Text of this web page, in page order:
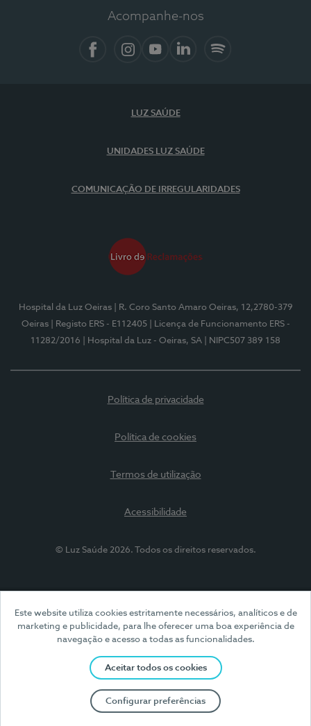
Este website utiliza cookies estritamente necessários, analíticos e de
marketing e publicidade, para lhe oferecer uma boa experiência de
navegação e acesso a todas as funcionalidades.
Aceitar todos os cookies
Configurar preferências
Acompanhe-nos
LUZ SAÚDE
UNIDADES LUZ SAÚDE
COMUNICAÇÃO DE IRREGULARIDADES
Hospital da Luz Oeiras
| R. Coro Santo Amaro Oeiras, 12,2780-379
Oeiras
| Registo ERS - E112405
| Licença de Funcionamento ERS -
11282/2016
| Hospital da Luz - Oeiras, SA | NIPC507 389 158
Política de privacidade
Política de cookies
Termos de utilização
Acessibilidade
© Luz Saúde 2026. Todos os direitos reservados.